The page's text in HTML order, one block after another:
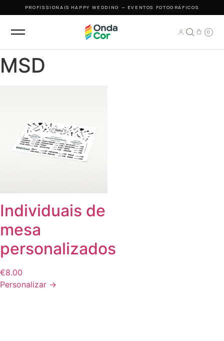
PROFISSIONAIS ·HAPPY WEDDING — EVENTOS FOTOGRÁFICOS
0
MSD
Individuais de
mesa
personalizados
€8.00
Personalizar →